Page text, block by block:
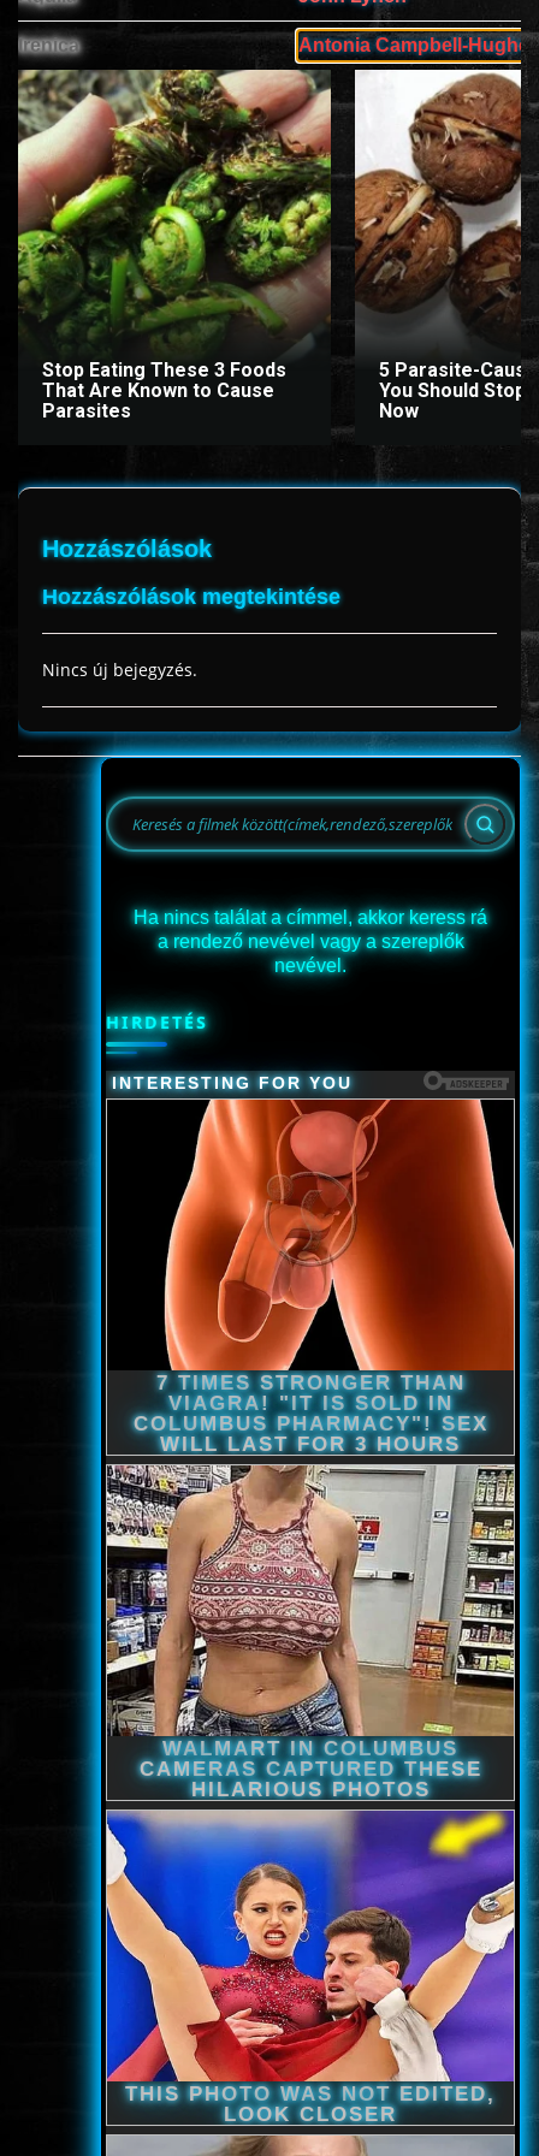
ÉLŐ ADÁSOK (LIVE)
SOROZAT
KARÁCSONYI FILMEK
PC-GAME
www.onlinefilmvilag2.eu,Copyright © 2017-2026 Az oldal nem tárol
Frissítve: 2026.07.27
Irenica Antonia Campbell-Hughes
Stop Eating These 3 Foods
That Are Known to Cause
Parasites
5 Parasite-
You Should Stop
Now
Hozzászólások
Hozzászólások megtekintése
Nincs új bejegyzés.
Ha nincs találat a címmel, akkor keress rá
a rendező nevével vagy a szereplők
nevével.
HIRDETÉS